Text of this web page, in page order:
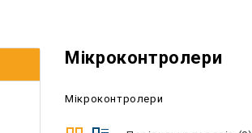
Мікроконтролери
Мікроконтролери